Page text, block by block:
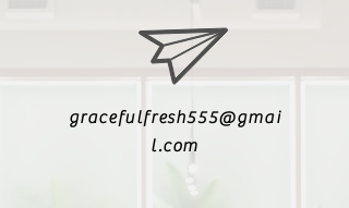
gracefulfresh555@gmai
l.com